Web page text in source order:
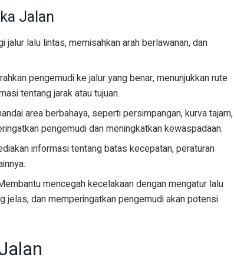
Jalan
jalur lalu lintas, memisahkan arah berlawanan, dan
pengemudi ke jalur yang benar, menunjukkan rute
tentang jarak atau tujuan.
area berbahaya, seperti persimpangan, kurva tajam,
pengemudi dan meningkatkan kewaspadaan.
informasi tentang batas kecepatan, peraturan
mencegah kecelakaan dengan mengatur lalu
jelas, dan memperingatkan pengemudi akan potensi